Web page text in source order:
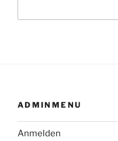
ADMINMENU
Anmelden